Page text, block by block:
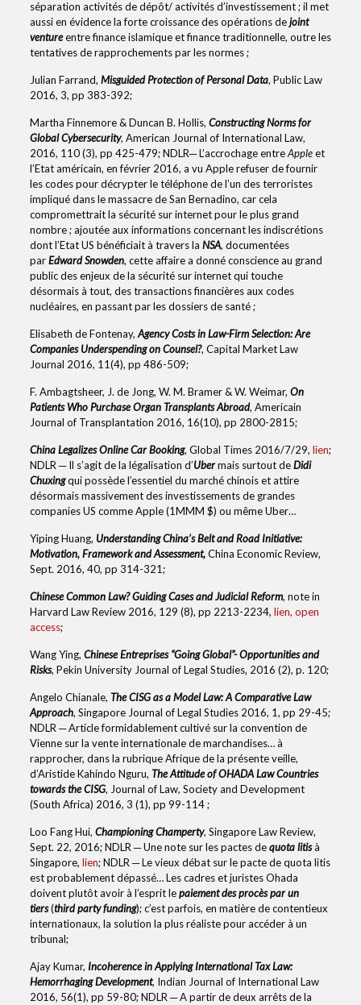
séparation activités de dépôt/ activités d’investissement ; il met
aussi en évidence la forte croissance des opérations dejoint
ventureentre finance islamique et finance traditionnelle, outre les
tentatives de rapprochements par les normes ;
Julian Farrand, Misguided Protection of Personal Data, Public Law
2016, 3, pp 383-392;
Martha Finnemore & Duncan B. Hollis, Constructing Norms for
Global Cybersecurity, American Journal of International Law,
2016, 110 (3), pp 425-479; NDLR─ L’accrochage entreAppleet
l’Etat américain, en février 2016, a vu Apple refuser de fournir
les codes pour décrypter le téléphone de l’un des terroristes
impliqué dans le massacre de San Bernadino, car cela
compromettrait la sécurité sur internet pour le plus grand
nombre ; ajoutée aux informations concernant les indiscrétions
dont l’Etat US bénéficiait à travers la NSA, documentées
parEdward Snowden, cette affaire a donné conscience au grand
public des enjeux de la sécurité sur internet qui touche
désormais à tout, des transactions financières aux codes
nucléaires, en passant par les dossiers de santé ;
Elisabeth de Fontenay,Agency Costs in Law-Firm Selection: Are
Companies Underspending on Counsel?, Capital Market Law
Journal 2016, 11(4), pp 486-509;
F. Ambagtsheer, J. de Jong, W. M. Bramer & W. Weimar, On
Patients Who Purchase Organ Transplants Abroad, Americain
Journal of Transplantation 2016, 16(10), pp 2800-2815;
China Legalizes Online Car Booking, Global Times 2016/7/29, lien;
NDLR ─ Il s’agit de la légalisation d’Ubermais surtout deDidi
Chuxingqui possède l’essentiel du marché chinois et attire
désormais massivement des investissements de grandes
companies US comme Apple (1MMM $) ou même Uber…
Yiping Huang, Understanding China’s Belt and Road Initiative:
Motivation, Framework and Assessment,China Economic Review,
Sept. 2016, 40, pp 314-321;
Chinese Common Law? Guiding Cases and Judicial Reform, note in
Harvard Law Review 2016, 129 (8), pp 2213-2234, lien, open
access;
Wang Ying, Chinese Entreprises “Going Global”- Opportunities and
Risks, Pekin University Journal of Legal Studies, 2016 (2), p. 120;
Angelo Chianale, The CISG as a Model Law: A Comparative Law
Approach, Singapore Journal of Legal Studies 2016, 1, pp 29-45;
NDLR ─ Article formidablement cultivé sur la convention de
Vienne sur la vente internationale de marchandises… à
rapprocher, dans la rubrique Afrique de la présente veille,
d’Aristide Kahindo Nguru, The Attitude of OHADA Law Countries
towards the CISG, Journal of Law, Society and Development
(South Africa) 2016, 3 (1), pp 99-114 ;
Loo Fang Hui, Championing Champerty, Singapore Law Review,
Sept. 22, 2016; NDLR ─ Une note sur les pactes dequota litisà
Singapore, lien; NDLR ─ Le vieux débat sur le pacte de quota litis
est probablement dépassé… Les cadres et juristes Ohada
doivent plutôt avoir à l’esprit lepaiement des procès par un
tiers(third party funding); c’est parfois, en matière de contentieux
internationaux, la solution la plus réaliste pour accéder à un
tribunal;
Ajay Kumar, Incoherence in Applying International Tax Law:
Hemorrhaging Development, Indian Journal of International Law
2016, 56(1), pp 59-80; NDLR ─ A partir de deux arrêts de la